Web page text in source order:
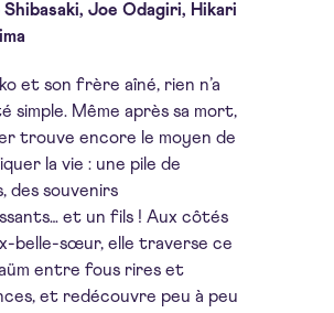
Joe Odagiri, Hikari
et son frère aîné, rien n’a
simple. Même après sa mort,
trouve encore le moyen de
la vie : une pile de
des souvenirs
et un fils ! Aux côtés
belle-sœur, elle traverse ce
entre fous rires et
et redécouvre peu à peu